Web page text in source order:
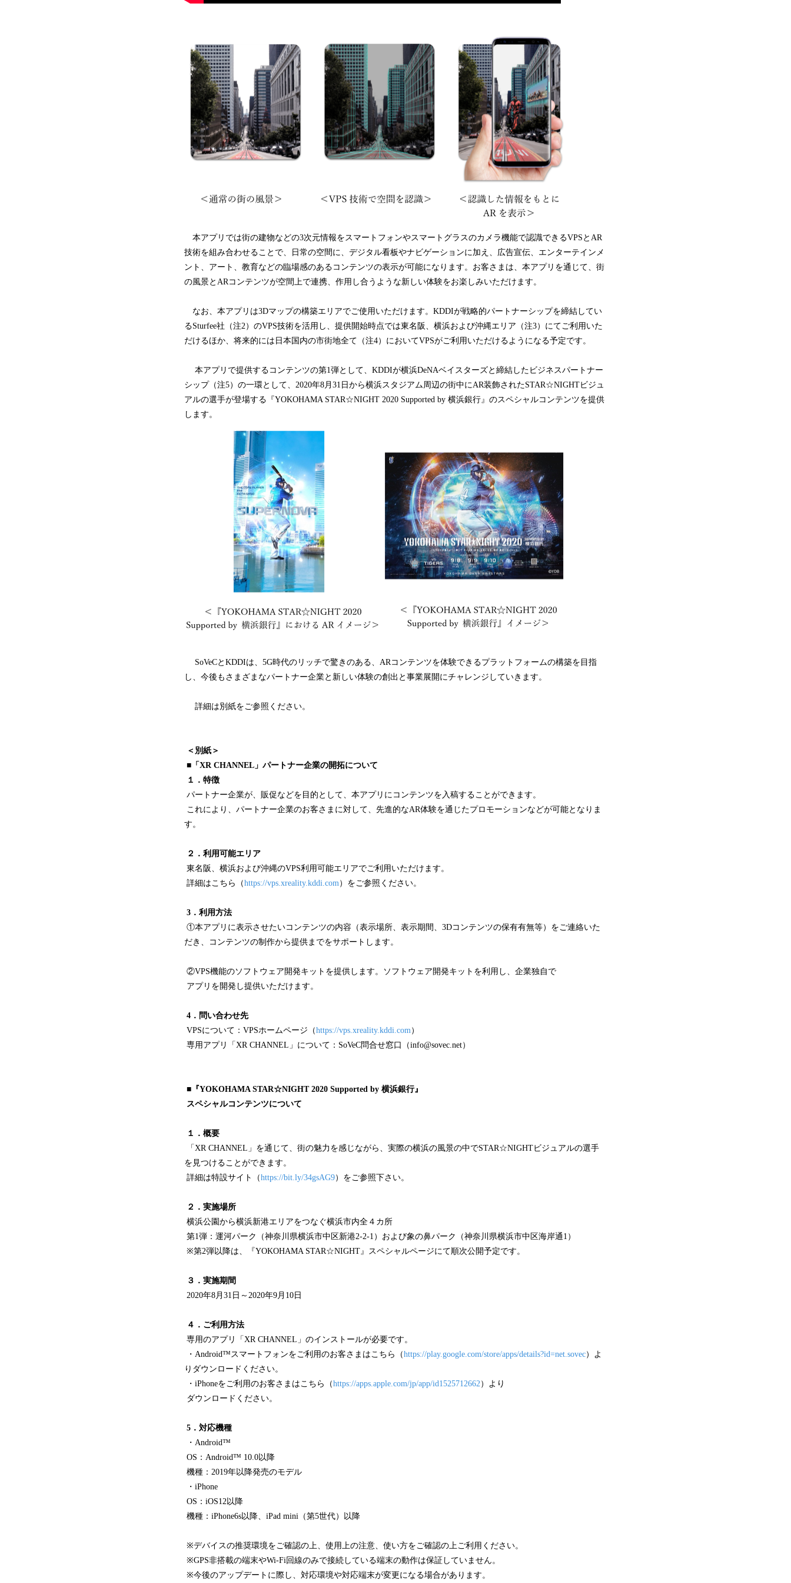
本アプリでは街の建物などの3次元情報をスマートフォンやスマートグラスのカメラ機能で認識できるVPSとAR
技術を組み合わせることで、日常の空間に、デジタル看板やナビゲーションに加え、広告宣伝、エンターテインメ
ント、アート、教育などの臨場感のあるコンテンツの表示が可能になります。お客さまは、本アプリを通じて、街
の風景とARコンテンツが空間上で連携、作用し合うような新しい体験をお楽しみいただけます。
なお、本アプリは3Dマップの構築エリアでご使用いただけます。KDDIが戦略的パートナーシップを締結してい
るSturfee社（注2）のVPS技術を活用し、提供開始時点では東名阪、横浜および沖縄エリア（注3）にてご利用いた
だけるほか、将来的には日本国内の市街地全て（注4）においてVPSがご利用いただけるようになる予定です。
本アプリで提供するコンテンツの第1弾として、KDDIが横浜DeNAベイスターズと締結したビジネスパートナー
シップ（注5）の一環として、2020年8月31日から横浜スタジアム周辺の街中にAR装飾されたSTAR☆NIGHTビジュ
アルの選手が登場する『YOKOHAMA STAR☆NIGHT 2020 Supported by 横浜銀行』のスペシャルコンテンツを提供
します。
SoVeCとKDDIは、5G時代のリッチで驚きのある、ARコンテンツを体験できるプラットフォームの構築を目指
し、今後もさまざまなパートナー企業と新しい体験の創出と事業展開にチャレンジしていきます。
詳細は別紙をご参照ください。
＜別紙＞
■「XR CHANNEL」パートナー企業の開拓について
１．特徴
パートナー企業が、販促などを目的として、本アプリにコンテンツを入稿することができます。
これにより、パートナー企業のお客さまに対して、先進的なAR体験を通じたプロモーションなどが可能となりま
す。
２．利用可能エリア
東名阪、横浜および沖縄のVPS利用可能エリアでご利用いただけます。
詳細はこちら（https://vps.xreality.kddi.com）をご参照ください。
3．利用方法
①本アプリに表示させたいコンテンツの内容（表示場所、表示期間、3Dコンテンツの保有有無等）をご連絡いた
だき、コンテンツの制作から提供までをサポートします。
②VPS機能のソフトウェア開発キットを提供します。ソフトウェア開発キットを利用し、企業独自で
アプリを開発し提供いただけます。
4．問い合わせ先
VPSについて：VPSホームページ（https://vps.xreality.kddi.com）
専用アプリ「XR CHANNEL」について：SoVeC問合せ窓口（info@sovec.net）
■『YOKOHAMA STAR☆NIGHT 2020 Supported by 横浜銀行』
スペシャルコンテンツについて
１．概要
「XR CHANNEL」を通じて、街の魅力を感じながら、実際の横浜の風景の中でSTAR☆NIGHTビジュアルの選手
を見つけることができます。
詳細は特設サイト（https://bit.ly/34gsAG9）をご参照下さい。
２．実施場所
横浜公園から横浜新港エリアをつなぐ横浜市内全４カ所
第1弾：運河パーク（神奈川県横浜市中区新港2-2-1）および象の鼻パーク（神奈川県横浜市中区海岸通1）
※第2弾以降は、『YOKOHAMA STAR☆NIGHT』スペシャルページにて順次公開予定です。
３．実施期間
2020年8月31日～2020年9月10日
４．ご利用方法
専用のアプリ「XR CHANNEL」のインストールが必要です。
・Android™スマートフォンをご利用のお客さまはこちら（https://play.google.com/store/apps/details?id=net.sovec）よ
りダウンロードください。
・iPhoneをご利用のお客さまはこちら（https://apps.apple.com/jp/app/id1525712662）より
ダウンロードください。
5．対応機種
・Android™
OS：Android™ 10.0以降
機種：2019年以降発売のモデル
・iPhone
OS：iOS12以降
機種：iPhone6s以降、iPad mini（第5世代）以降
※デバイスの推奨環境をご確認の上、使用上の注意、使い方をご確認の上ご利用ください。
※GPS非搭載の端末やWi-Fi回線のみで接続している端末の動作は保証していません。
※今後のアップデートに際し、対応環境や対応端末が変更になる場合があります。